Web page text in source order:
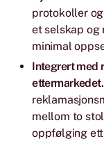
protokoller
et selskap og
minimal
Integrert med
ettermarkedet.
mellom to
oppfølging